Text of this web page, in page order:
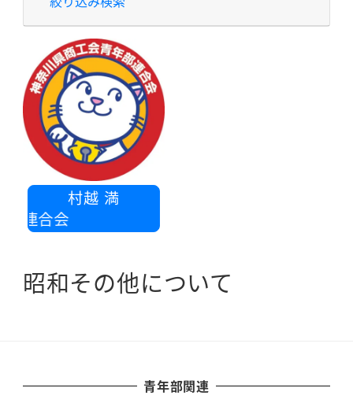
村越 満
連合会
昭和その他について
青年部関連